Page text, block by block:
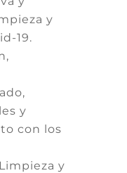
y
19.
y
con los
y